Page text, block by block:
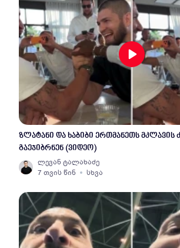
ზლატანი და ხაბიბი ერთმანეთს მკლავის
გაეჯიბრნენ (ვიდეო)
ლევან ტალახაძე
7 თვის წინ
სხვა